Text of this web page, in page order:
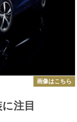
画像はこちら
注目